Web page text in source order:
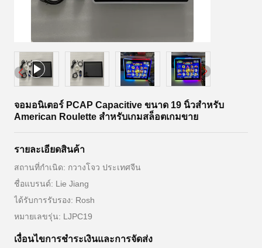
จอมอนิเตอร์ PCAP Capacitive ขนาด 19 นิ้วสำหรับ
American Roulette สำหรับเกมสล็อตเกมขาย
รายละเอียดสินค้า
สถานที่กำเนิด: กวางโจว ประเทศจีน
ชื่อแบรนด์: Lie Jiang
ได้รับการรับรอง: Rosh
หมายเลขรุ่น: LJPC19
เงื่อนไขการชําระเงินและการจัดส่ง